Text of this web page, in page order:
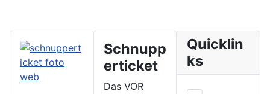
Schnupp
erticket
Das VOR
Quicklin
ks